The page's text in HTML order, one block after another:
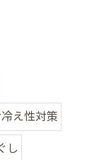
え性対策
し